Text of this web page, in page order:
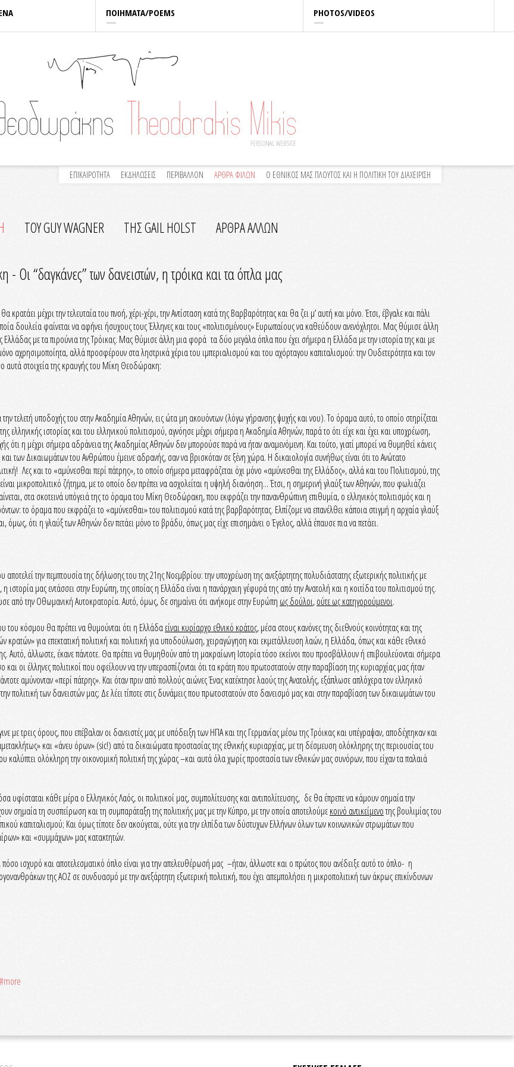
ΠΟΙΗΜΑΤΑ/POEMS PHOTOS/VIDEOS
ΕΠΙΚΑΙΡΟΤΗΤΑ ΕΚΔΗΛΩΣΕΙΣ ΠΕΡΙΒΑΛΛΟΝ ΑΡΘΡΑ ΦΙΛΩΝ Ο ΕΘΝΙΚΟΣ ΜΑΣ ΠΛΟΥΤΟΣ ΚΑΙ Η ΠΟΛΙΤΙΚΗ ΤΟΥ ΔΙΑΧΕΙΡΙΣΗ
ΤΟΥ GUY WAGNER ΤΗΣ GAIL HOLST ΑΡΘΡΑ ΑΛΛΩΝ
“δαγκάνες” των δανειστών, η τρόικα και τα όπλα μας
μέχρι την τελευταία του πνοή, χέρι-χέρι, την Αντίσταση κατά της Βαρβαρότητας και θα ζει μ’ αυτή και μόνο. Έτσι, έβγαλε και πάλι
δουλεία φαίνεται να αφήνει ήσυχους τους Έλληνες και τους «πολιτισμένους» Ευρωπαίους να καθεύδουν ανενόχλητοι. Μας θύμισε άλλη
Ελλάδας με τα πιρούνια της Τρόικας. Μας θύμισε άλλη μια φορά τα δύο μεγάλα όπλα που έχει σήμερα η Ελλάδα με την ιστορία της και με
αχρησιμοποίητα, αλλά προσφέρουν στα ληστρικά χέρια του ιμπεριαλισμού και του αχόρταγου καπιταλισμού: την Ουδετερότητα και τον
αυτά στοιχεία της κραυγής του Μίκη Θεοδώρακη:
τελετή υποδοχής του στην Ακαδημία Αθηνών, εις ώτα μη ακουόντων (λόγω γήρανσης ψυχής και νου). Το όραμα αυτό, το οποίο στηρίζεται
ιστορίας και του ελληνικού πολιτισμού, αγνόησε μέχρι σήμερα η Ακαδημία Αθηνών, παρά το ότι είχε και έχει και υποχρέωση,
ότι η μέχρι σήμερα αδράνεια της Ακαδημίας Αθηνών δεν μπορούσε παρά να ήταν αναμενόμενη. Και τούτο, γιατί μπορεί να θυμηθεί κάνεις
των Δικαιωμάτων του Ανθρώπου έμεινε αδρανής, σαν να βρισκόταν σε ξένη χώρα. Η δικαιολογία συνήθως είναι ότι το Ανώτατο
Λες και το «αμύνεσθαι περί πάτρης», το οποίο σήμερα μεταφράζεται όχι μόνο «αμύνεσθαι της Ελλάδος», αλλά και του Πολιτισμού, της
μικροπολιτικό ζήτημα, με το οποίο δεν πρέπει να ασχολείται η υψηλή διανόηση... Έτσι, η σημερινή γλαύξ των Αθηνών, που φωλιάζει
στα σκοτεινά υπόγειά της το όραμα του Μίκη Θεοδώρακη, που εκφράζει την πανανθρώπινη επιθυμία, ο ελληνικός πολιτισμός και η
το όραμα που εκφράζει το «αμύνεσθαι» του πολιτισμού κατά της βαρβαρότητας. Ελπίζομε να επανέλθει κάποια στιγμή η αρχαία γλαύξ
ότι η γλαύξ των Αθηνών δεν πετάει μόνο το βράδυ, όπως μας είχε επισημάνει ο Έγελος, αλλά έπαυσε πια να πετάει.
την πεμπτουσία της δήλωσης του της 21ης Νοεμβρίου: την υποχρέωση της ανεξάρτητης πολυδιάστατης εξωτερικής πολιτικής με
μας εντάσσει στην Ευρώπη, της οποίας η Ελλάδα είναι η πανάρχαιη γέφυρά της από την Ανατολή και η κοιτίδα του πολιτισμού της.
από την Οθωμανική Αυτοκρατορία. Αυτό, όμως, δε σημαίνει ότι ανήκομε στην Ευρώπη ως δούλοι,ούτε ως κατηγορούμενοι.
του κόσμου θα πρέπει να θυμούνται ότι η Ελλάδαείναι κυρίαρχο εθνικό κράτος, μέσα στους κανόνες της διεθνούς κοινότητας και της
για επεκτατική πολιτική και πολιτική για υποδούλωση, χειραγώγηση και εκμετάλλευση λαών, η Ελλάδα, όπως και κάθε εθνικό
Αυτό, άλλωστε, έκανε πάντοτε. Θα πρέπει να θυμηθούν από τη μακραίωνη Ιστορία τόσο εκείνοι που προσβάλλουν ή επιβουλεύονται σήμερα
οι έλληνες πολιτικοί που οφείλουν να την υπερασπίζονται ότι τα κράτη που πρωτοστατούν στην παραβίαση της κυριαρχίας μας ήταν
αμύνονταν «περί πάτρης». Και όταν πριν από πολλούς αιώνες Ένας κατέκτησε λαούς της Ανατολής, εξάπλωσε απλόχερα τον ελληνικό
πολιτική των δανειστών μας; Δε λέει τίποτε στις δυνάμεις που πρωτοστατούν στο δανεισμό μας και στην παραβίαση των δικαιωμάτων του
με τρεις όρους, που επέβαλαν οι δανειστές μας με υπόδειξη των ΗΠΑ και της Γερμανίας μέσω της Τρόικας και υπέγραψαν, αποδέχτηκαν και
και «άνευ όρων» (sic!) από τα δικαιώματα προστασίας της εθνικής κυριαρχίας, με τη δέσμευση ολόκληρης της περιουσίας του
καλύπτει ολόκληρη την οικονομική πολιτική της χώρας –και αυτά όλα χωρίς προστασία των εθνικών μας συνόρων, που είχαν τα παλαιά
υφίσταται κάθε μέρα ο Ελληνικός Λαός, οι πολιτικοί μας, συμπολίτευσης και αντιπολίτευσης, δε θα έπρεπε να κάμουν σημαία την
σημαία τη συσπείρωση και τη συμπαράταξη της πολιτικής μας με την Κύπρο, με την οποία αποτελούμεκοινό αντικείμενοτης βουλιμίας του
καπιταλισμού; Και όμως τίποτε δεν ακούγεται, ούτε για την ελπίδα των δύστυχων Ελλήνων όλων των κοινωνικών στρωμάτων που
και «συμμάχων» μας κατακτητών.
ισχυρό και αποτελεσματικό όπλο είναι για την απελευθέρωσή μας –ήταν, άλλωστε και ο πρώτος που ανέδειξε αυτό το όπλο- η
της ΑΟΖ σε συνδυασμό με την ανεξάρτητη εξωτερική πολιτική, που έχει απεμπολήσει η μικροπολιτική των άκρως επικίνδυνων